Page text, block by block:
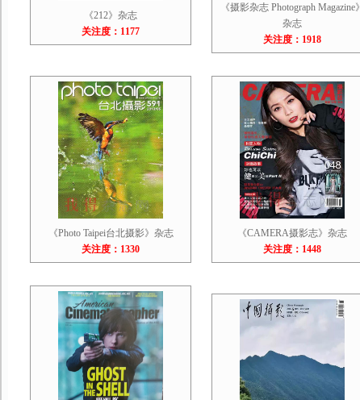
《212》杂志
关注度：1177
《摄影杂志 Photograph Magazine》
杂志
关注度：1918
《Photo Taipei台北摄影》杂志
关注度：1330
《CAMERA摄影志》杂志
关注度：1448